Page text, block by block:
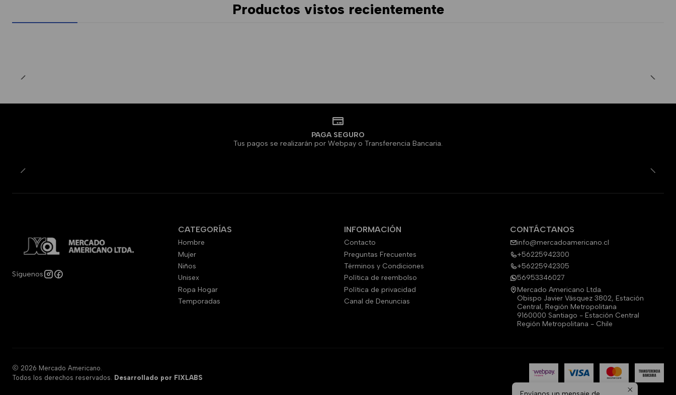
Productos vistos recientemente
PAGA SEGURO
Tus pagos se realizarán por Webpay o Transferencia Bancaria.
Síguenos
CATEGORÍAS
Hombre
Mujer
Niños
Unisex
Ropa Hogar
Temporadas
INFORMACIÓN
Contacto
Preguntas Frecuentes
Términos y Condiciones
Política de reembolso
Política de privacidad
Canal de Denuncias
CONTÁCTANOS
info@mercadoamericano.cl
+56225942300
+56225942305
56953346027
Mercado Americano Ltda.
Obispo Javier Vásquez 3802, Estación
Central, Región Metropolitana
9160000 Santiago - Estación Central
Región Metropolitana - Chile
2026 Mercado Americano.
Todos los derechos reservados.
Desarrollado por FIXLABS